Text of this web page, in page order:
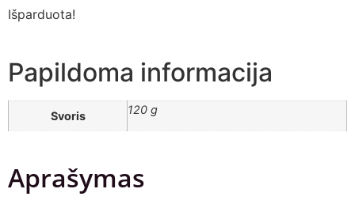
Išparduota!
Papildoma informacija
Svoris 120 g
Aprašymas